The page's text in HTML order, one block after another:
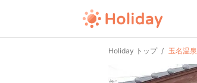
Holiday トップ 玉名温泉